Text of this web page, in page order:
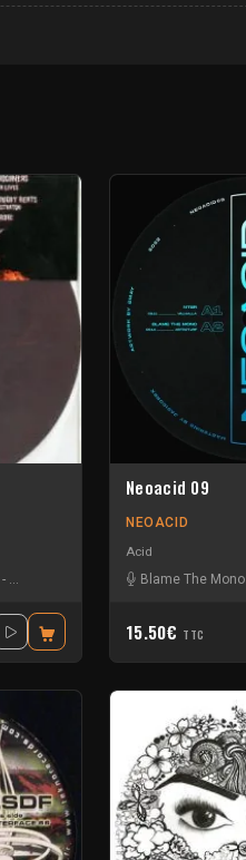
- Neuroleptik Feat Gyzmo-
Neoacid 09
NEOACID
Acid
Blame The Mono
15.50€ TTC